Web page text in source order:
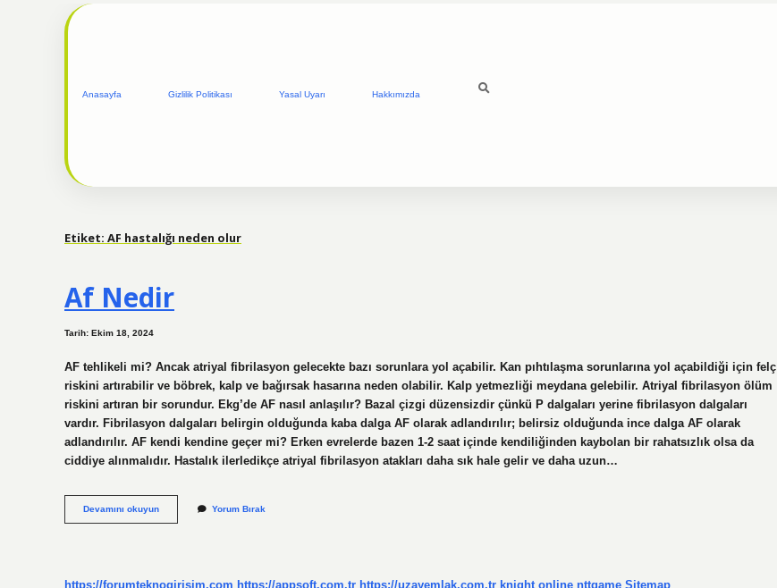
Anasayfa Gizlilik Politikası Yasal Uyarı Hakkımızda
Etiket: AF hastalığı neden olur
Af Nedir
Tarih: Ekim 18, 2024
AF tehlikeli mi? Ancak atriyal fibrilasyon gelecekte bazı sorunlara yol açabilir. Kan pıhtılaşma sorunlarına yol açabildiği için felç
riskini artırabilir ve böbrek, kalp ve bağırsak hasarına neden olabilir. Kalp yetmezliği meydana gelebilir. Atriyal fibrilasyon ölüm
riskini artıran bir sorundur. Ekg’de AF nasıl anlaşılır? Bazal çizgi düzensizdir çünkü P dalgaları yerine fibrilasyon dalgaları
vardır. Fibrilasyon dalgaları belirgin olduğunda kaba dalga AF olarak adlandırılır; belirsiz olduğunda ince dalga AF olarak
adlandırılır. AF kendi kendine geçer mi? Erken evrelerde bazen 1-2 saat içinde kendiliğinden kaybolan bir rahatsızlık olsa da
ciddiye alınmalıdır. Hastalık ilerledikçe atriyal fibrilasyon atakları daha sık hale gelir ve daha uzun…
Devamını okuyunAf
Nedir
Yorum Bırak
https://forumteknogirisim.com https://appsoft.com.tr https://uzayemlak.com.tr knight online nttgame Sitemap